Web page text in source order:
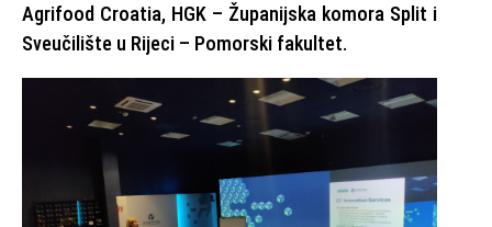
Agrifood Croatia, HGK – Županijska komora Split i
Sveučilište u Rijeci – Pomorski fakultet.